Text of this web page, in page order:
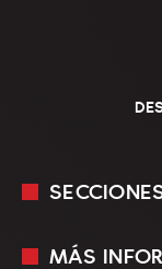
En Vivo
MÁS